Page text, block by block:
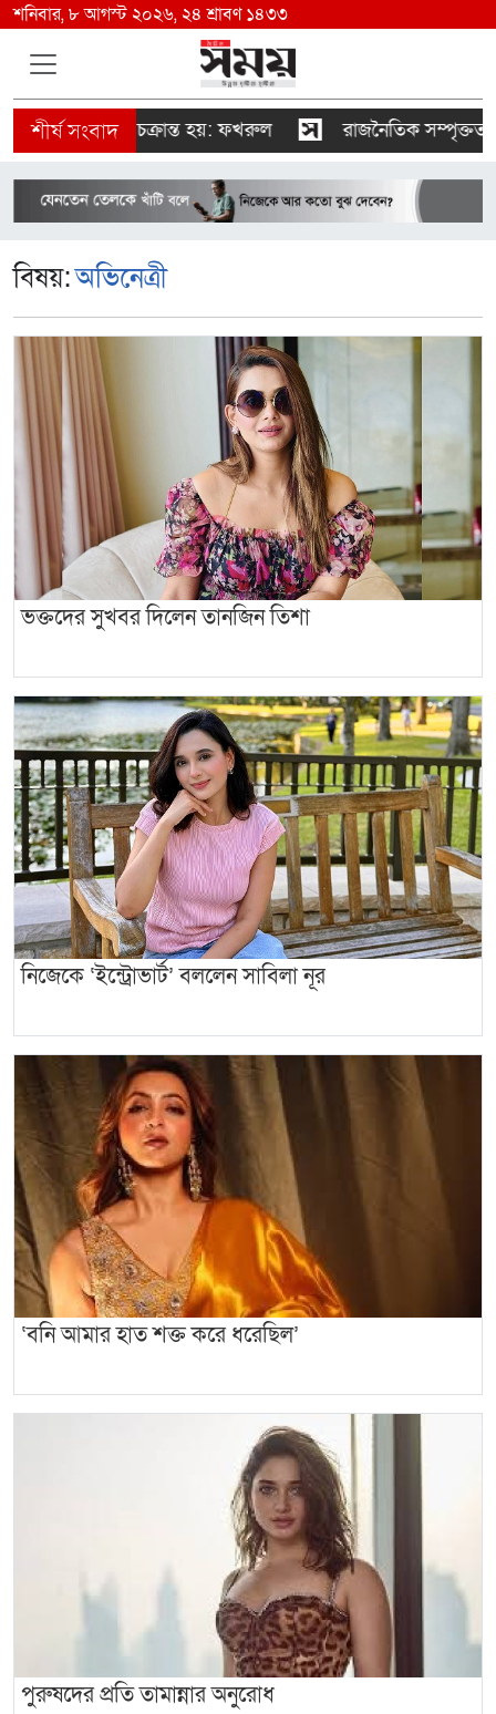
শনিবার, ৮ আগস্ট ২০২৬, ২৪ শ্রাবণ ১৪৩৩
দেওয়ার চক্রান্ত হয়: ফখরুল রাজনৈতিক সম্পৃক্ততা যেন
বিষয়:অভিনেত্রী
ভক্তদের সুখবর দিলেন তানজিন তিশা
নিজেকে ‘ইন্ট্রোভার্ট’ বললেন সাবিলা নূর
‘বনি আমার হাত শক্ত করে ধরেছিল’
পুরুষদের প্রতি তামান্নার অনুরোধ